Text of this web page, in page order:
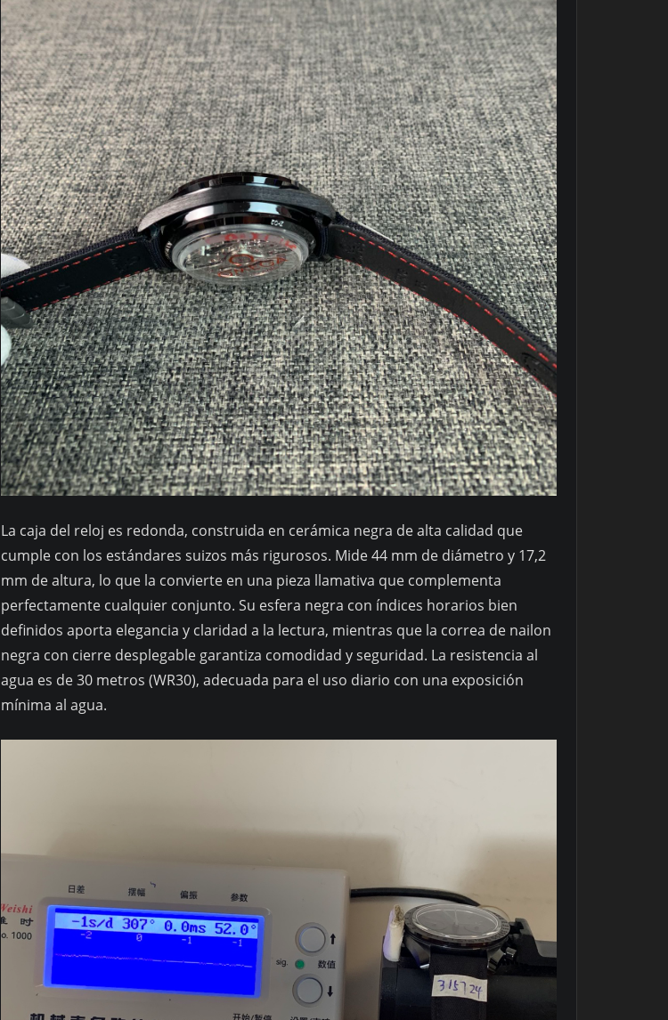
La caja del reloj es redonda, construida en cerámica negra de alta calidad que
cumple con los estándares suizos más rigurosos. Mide 44 mm de diámetro y 17,2
mm de altura, lo que la convierte en una pieza llamativa que complementa
perfectamente cualquier conjunto. Su esfera negra con índices horarios bien
definidos aporta elegancia y claridad a la lectura, mientras que la correa de nailon
negra con cierre desplegable garantiza comodidad y seguridad. La resistencia al
agua es de 30 metros (WR30), adecuada para el uso diario con una exposición
mínima al agua.